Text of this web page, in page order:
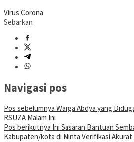
Virus Corona
Sebarkan
Navigasi pos
Pos sebelumnya Warga Abdya yang
RSUZA Malam Ini
Pos berikutnya Ini Sasaran Bantuan
Kabupaten/kota di Minta Verifikasi Akurat